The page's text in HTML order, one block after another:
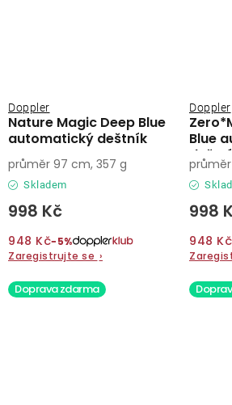
Nature Magic Deep Blue
automatický deštník
Doppler
Skladem
998 Kč
948 Kč−5%
Zaregistrujte se ›
průměr 97 cm, 357 g
Blue
Doppler
998
948 Kč
Doprava zdarma